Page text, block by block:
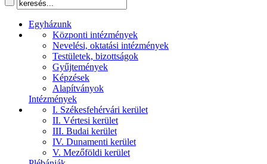
Egyházunk
Központi intézmények
Nevelési, oktatási intézmények
Testületek, bizottságok
Gyűjtemények
Képzések
Alapítványok
Intézmények
I. Székesfehérvári kerület
II. Vértesi kerület
III. Budai kerület
IV. Dunamenti kerület
V. Mezőföldi kerület